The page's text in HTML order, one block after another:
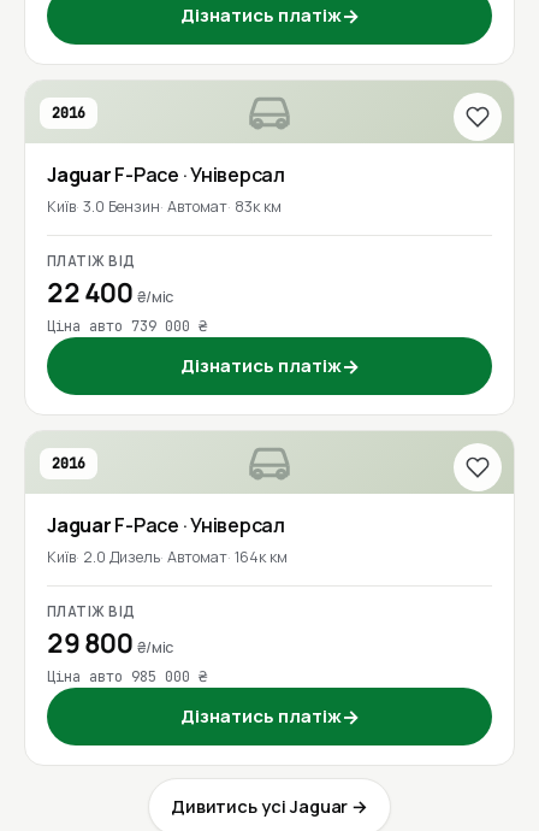
Дізнатись платіж→
2016
JaguarF-Pace · Універсал
Київ 3.0 Бензин Автомат 83к км
ПЛАТІЖ ВІД
22 400 ₴/міс
Ціна авто 739 000 ₴
Дізнатись платіж→
2016
JaguarF-Pace · Універсал
Київ 2.0 Дизель Автомат 164к км
ПЛАТІЖ ВІД
29 800 ₴/міс
Ціна авто 985 000 ₴
Дізнатись платіж→
Дивитись усі Jaguar →